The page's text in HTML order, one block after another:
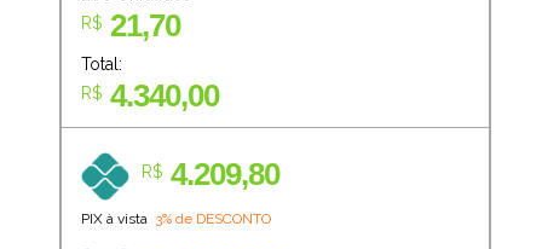
R$ 21,70
Total:
R$ 4.340,00
R$ 4.209,80
PIX à vista 3% de DESCONTO